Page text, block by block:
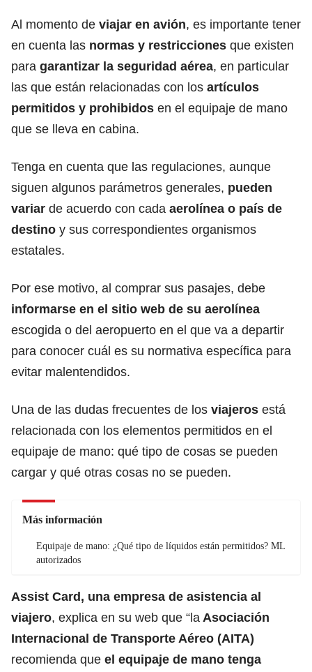
Al momento de viajar en avión, es importante tener
en cuenta las normas y restricciones que existen
para garantizar la seguridad aérea, en particular
las que están relacionadas con los artículos
permitidos y prohibidos en el equipaje de mano
que se lleva en cabina.
Tenga en cuenta que las regulaciones, aunque
siguen algunos parámetros generales, pueden
variar de acuerdo con cada aerolínea o país de
destino y sus correspondientes organismos
estatales.
Por ese motivo, al comprar sus pasajes, debe
informarse en el sitio web de su aerolínea
escogida o del aeropuerto en el que va a departir
para conocer cuál es su normativa específica para
evitar malentendidos.
Una de las dudas frecuentes de los viajeros está
relacionada con los elementos permitidos en el
equipaje de mano: qué tipo de cosas se pueden
cargar y qué otras cosas no se pueden.
Más información
Equipaje de mano: ¿Qué tipo de líquidos están permitidos? ML
autorizados
Assist Card, una empresa de asistencia al
viajero, explica en su web que “la Asociación
Internacional de Transporte Aéreo (AITA)
recomienda que el equipaje de mano tenga